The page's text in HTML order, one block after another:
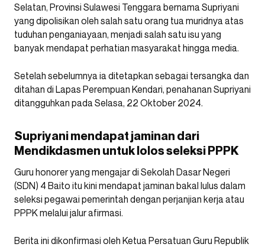
Selatan, Provinsi Sulawesi Tenggara bernama Supriyani
yang dipolisikan oleh salah satu orang tua muridnya atas
tuduhan penganiayaan, menjadi salah satu isu yang
banyak mendapat perhatian masyarakat hingga media.
Setelah sebelumnya ia ditetapkan sebagai tersangka dan
ditahan di Lapas Perempuan Kendari, penahanan Supriyani
ditangguhkan pada Selasa, 22 Oktober 2024.
Supriyani mendapat jaminan dari
Mendikdasmen untuk lolos seleksi PPPK
Guru honorer yang mengajar di Sekolah Dasar Negeri
(SDN) 4 Baito itu kini mendapat jaminan bakal lulus dalam
seleksi pegawai pemerintah dengan perjanjian kerja atau
PPPK melalui jalur afirmasi.
Berita ini dikonfirmasi oleh Ketua Persatuan Guru Republik